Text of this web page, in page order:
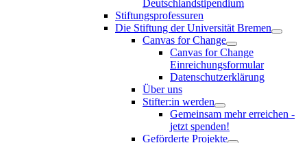
Deutschlandstipendium
Stiftungsprofessuren
Die Stiftung der Universität Bremen
Canvas for Change
Canvas for Change
Einreichungsformular
Datenschutzerklärung
Über uns
Stifter:in werden
Gemeinsam mehr erreichen -
jetzt spenden!
Geförderte Projekte